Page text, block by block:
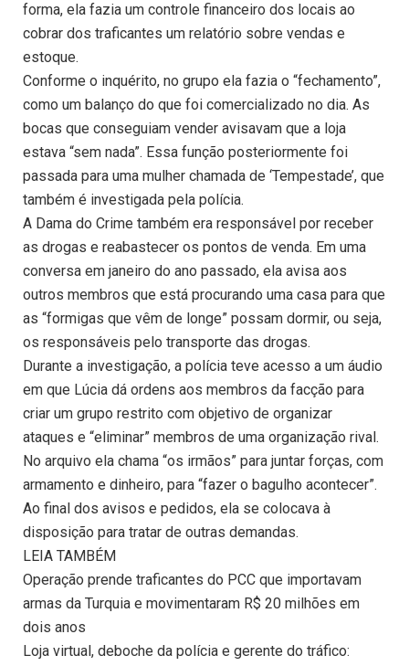
forma, ela fazia um controle financeiro dos locais ao
cobrar dos traficantes um relatório sobre vendas e
estoque.
Conforme o inquérito, no grupo ela fazia o “fechamento”,
como um balanço do que foi comercializado no dia. As
bocas que conseguiam vender avisavam que a loja
estava “sem nada”. Essa função posteriormente foi
passada para uma mulher chamada de ‘Tempestade’, que
também é investigada pela polícia.
A Dama do Crime também era responsável por receber
as drogas e reabastecer os pontos de venda. Em uma
conversa em janeiro do ano passado, ela avisa aos
outros membros que está procurando uma casa para que
as “formigas que vêm de longe” possam dormir, ou seja,
os responsáveis pelo transporte das drogas.
Durante a investigação, a polícia teve acesso a um áudio
em que Lúcia dá ordens aos membros da facção para
criar um grupo restrito com objetivo de organizar
ataques e “eliminar” membros de uma organização rival.
No arquivo ela chama “os irmãos” para juntar forças, com
armamento e dinheiro, para “fazer o bagulho acontecer”.
Ao final dos avisos e pedidos, ela se colocava à
disposição para tratar de outras demandas.
LEIA TAMBÉM
Operação prende traficantes do PCC que importavam
armas da Turquia e movimentaram R$ 20 milhões em
dois anos
Loja virtual, deboche da polícia e gerente do tráfico: